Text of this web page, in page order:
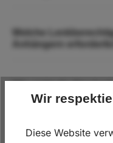
Welche
Anhängern
aus?
Worauf ist beim
Wir
Diese Website